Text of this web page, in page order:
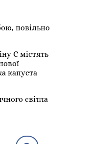
повільно
С містять
капуста
світла